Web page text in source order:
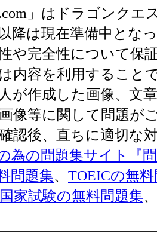
.com」はドラゴンク
降は現在準備中とな
や完全性について保
内容を利用すること
が作成した画像、文
像等に関して問題が
認後、直ちに適切な
為の問題集サイト『
問題集、 TOEICの無
家試験の無料問題集、